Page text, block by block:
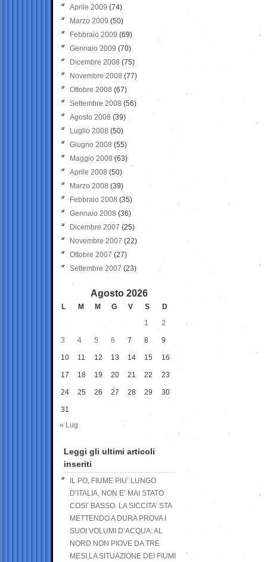
Aprile 2009 (74)
Marzo 2009 (50)
Febbraio 2009 (69)
Gennaio 2009 (70)
Dicembre 2008 (75)
Novembre 2008 (77)
Ottobre 2008 (67)
Settembre 2008 (56)
Agosto 2008 (39)
Luglio 2008 (50)
Giugno 2008 (55)
Maggio 2008(63)
Aprile 2008 (50)
Marzo 2008 (39)
Febbraio 2008 (35)
Gennaio 2008 (36)
Dicembre 2007 (25)
Novembre 2007 (22)
Ottobre 2007 (27)
Settembre 2007 (23)
Agosto 2026
L M M G V S
D
1
2
3 4 5 6 7 8 9
10 11 12 13 14 15 16
17 18 19 20 21 22 23
24 25 26 27 28 29 30
31
« Lug
Leggi gli ultimi articoli
inseriti
IL PO, FIUME PIU’ LUNGO
D’ITALIA, NON E’ MAI STATO
COSI’ BASSO. LA SICCITA’ STA
METTENDO A DURA PROVA I
SUOI VOLUMI D’ACQUA: AL
NORD NON PIOVE DA TRE
MESI,LA SITUAZIONE DEI FIUMI